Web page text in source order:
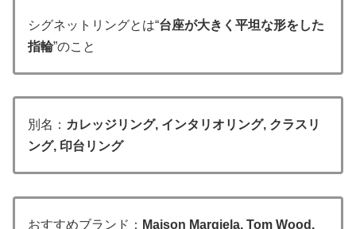
シグネットリングとは“台座が大きく平坦な形をした
指輪”のこと
別名： カレッジリング, インタリオリング, クラスリ
ング, 印台リング
おすすめブランド： Maison Margiela, Tom Wood,